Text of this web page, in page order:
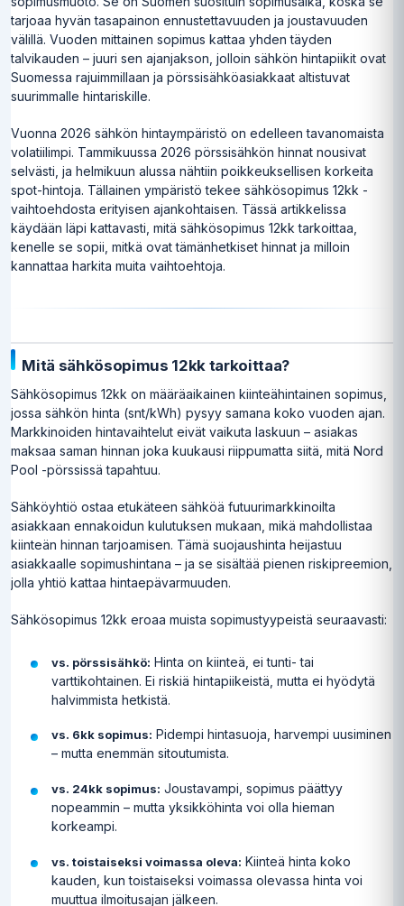
tarjoaa hyvän tasapainon ennustettavuuden ja joustavuuden
välillä. Vuoden mittainen sopimus kattaa yhden täyden
talvikauden – juuri sen ajanjakson, jolloin sähkön hintapiikit ovat
Suomessa rajuimmillaan ja pörssisähköasiakkaat altistuvat
suurimmalle hintariskille.
Vuonna 2026 sähkön hintaympäristö on edelleen tavanomaista
volatiilimpi. Tammikuussa 2026 pörssisähkön hinnat nousivat
selvästi, ja helmikuun alussa nähtiin poikkeuksellisen korkeita
spot-hintoja. Tällainen ympäristö tekee sähkösopimus 12kk -
vaihtoehdosta erityisen ajankohtaisen. Tässä artikkelissa
käydään läpi kattavasti, mitä sähkösopimus 12kk tarkoittaa,
kenelle se sopii, mitkä ovat tämänhetkiset hinnat ja milloin
kannattaa harkita muita vaihtoehtoja.
Mitä sähkösopimus 12kk tarkoittaa?
Sähkösopimus 12kk on määräaikainen kiinteähintainen sopimus,
jossa sähkön hinta (snt/kWh) pysyy samana koko vuoden ajan.
Markkinoiden hintavaihtelut eivät vaikuta laskuun – asiakas
maksaa saman hinnan joka kuukausi riippumatta siitä, mitä Nord
Pool -pörssissä tapahtuu.
Sähköyhtiö ostaa etukäteen sähköä futuurimarkkinoilta
asiakkaan ennakoidun kulutuksen mukaan, mikä mahdollistaa
kiinteän hinnan tarjoamisen. Tämä suojaushinta heijastuu
asiakkaalle sopimushintana – ja se sisältää pienen riskipreemion,
jolla yhtiö kattaa hintaepävarmuuden.
Sähkösopimus 12kk eroaa muista sopimustyypeistä seuraavasti:
vs. pörssisähkö: Hinta on kiinteä, ei tunti- tai
varttikohtainen. Ei riskiä hintapiikeistä, mutta ei hyödytä
halvimmista hetkistä.
vs. 6kk sopimus: Pidempi hintasuoja, harvempi uusiminen
– mutta enemmän sitoutumista.
vs. 24kk sopimus: Joustavampi, sopimus päättyy
nopeammin – mutta yksikköhinta voi olla hieman
korkeampi.
vs. toistaiseksi voimassa oleva: Kiinteä hinta koko
kauden, kun toistaiseksi voimassa olevassa hinta voi
muuttua ilmoitusajan jälkeen.